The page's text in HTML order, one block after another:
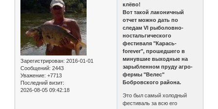
Зарегистрирован: 2016-01-01
Сообщений: 2443
Уважение: +7713
Последний визит:
2026-08-05 09:42:18
клёво!
Вот такой лаконичный
отчет можно дать по
следам VI рыболовно-
ностальгического
фестиваля "Карась-
forever", прошедшего в
минувшие выходные на
зарыбленном пруду агро-
фермы "Велес"
Бобровского района.
Это был самый холодный
фестиваль за всю его